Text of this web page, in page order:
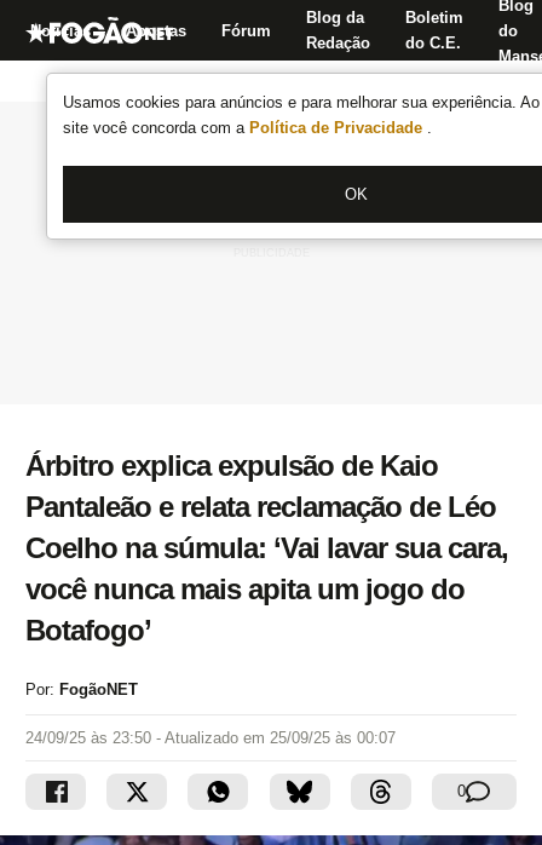
Usamos cookies para anúncios e para melhorar sua experiência.
site você concorda com a Política de Privacidade .
OK
Notícias Apostas Fórum
Blog da
Redação
Boletim
do C.E.
Blog
do
Árbitro explica expulsão de Kaio
Pantaleão e relata reclamação de Léo
Coelho na súmula: ‘Vai lavar sua cara,
você nunca mais apita um jogo do
Botafogo’
Por: FogãoNET
24/09/25 às 23:50 - Atualizado em 25/09/25 às 00:07
0